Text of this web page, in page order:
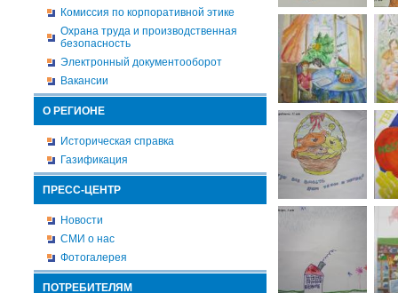
Комиссия по корпоративной этике
Охрана труда и производственная
безопасность
Электронный документооборот
Вакансии
О РЕГИОНЕ
Историческая справка
Газификация
ПРЕСС-ЦЕНТР
Новости
СМИ о нас
Фотогалерея
ПОТРЕБИТЕЛЯМ